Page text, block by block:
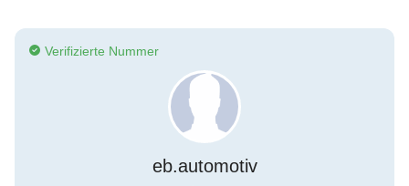
Verifizierte Nummer
eb.automotiv